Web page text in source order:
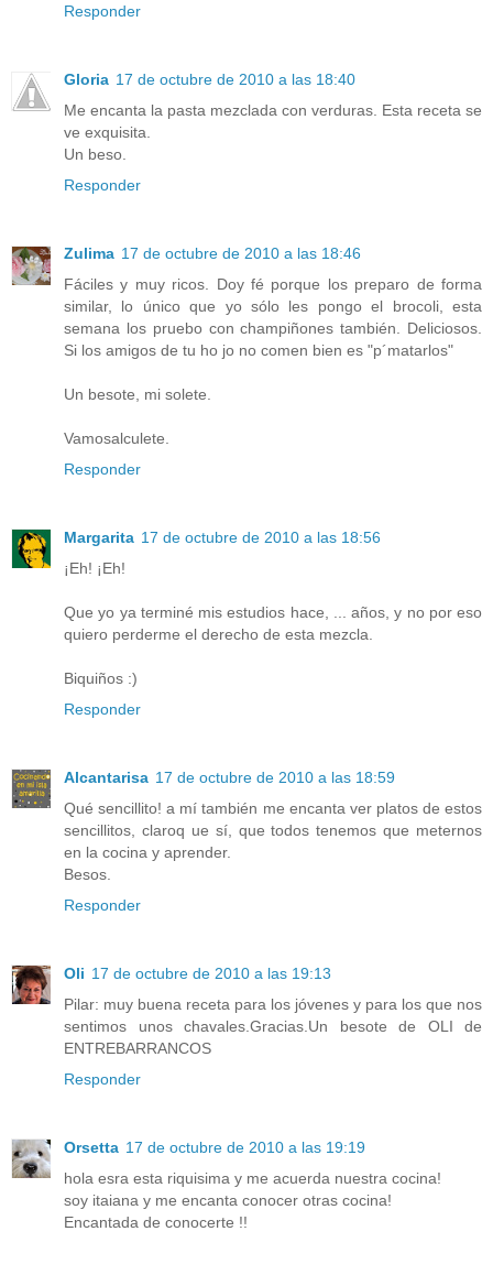
Responder
Gloria 17 de octubre de 2010 a las 18:40
Me encanta la pasta mezclada con verduras. Esta receta se
ve exquisita.
Un beso.
Responder
Zulima 17 de octubre de 2010 a las 18:46
Fáciles y muy ricos. Doy fé porque los preparo de forma
similar, lo único que yo sólo les pongo el brocoli, esta
semana los pruebo con champiñones también. Deliciosos.
Si los amigos de tu ho jo no comen bien es "p´matarlos"
Un besote, mi solete.
Vamosalculete.
Responder
Margarita 17 de octubre de 2010 a las 18:56
¡Eh! ¡Eh!
Que yo ya terminé mis estudios hace, ... años, y no por eso
quiero perderme el derecho de esta mezcla.
Biquiños :)
Responder
Alcantarisa 17 de octubre de 2010 a las 18:59
Qué sencillito! a mí también me encanta ver platos de estos
sencillitos, claroq ue sí, que todos tenemos que meternos
en la cocina y aprender.
Besos.
Responder
Oli 17 de octubre de 2010 a las 19:13
Pilar: muy buena receta para los jóvenes y para los que nos
sentimos unos chavales.Gracias.Un besote de OLI de
ENTREBARRANCOS
Responder
Orsetta 17 de octubre de 2010 a las 19:19
hola esra esta riquisima y me acuerda nuestra cocina!
soy itaiana y me encanta conocer otras cocina!
Encantada de conocerte !!